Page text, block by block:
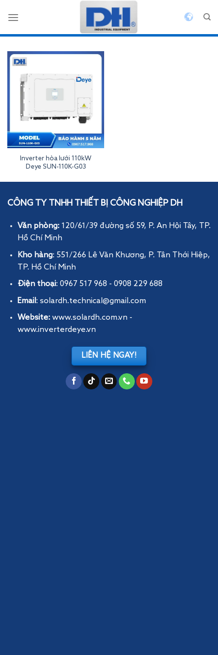
qua
Inverter hòa lưới 110kW
Deye SUN-110K-G03
Inverterdeye
CÔNG TY TNHH THIẾT BỊ CÔNG NGHIỆP DH
Văn phòng: 120/61/39 đường số 59, P. An Hội Tây, TP.
Hồ Chí Minh
Kho hàng: 551/266 Lê Văn Khương, P. Tân Thới Hiệp,
TP. Hồ Chí Minh
Điện thoại: 0967 517 968 - 0908 229 688
Email : solardh.technical@gmail.com
Website: www.solardh.com.vn-
www.inverterdeye.vn
LIÊN HỆ NGAY!